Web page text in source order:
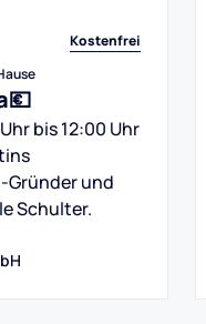
Kostenfrei
bis 12:00 Uhr
Gründer und
Schulter.